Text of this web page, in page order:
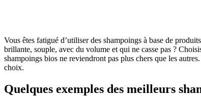
Vous êtes fatigué d’utiliser des shampoings à base de
brillante, souple, avec du volume et qui ne casse pas ?
shampoings bios ne reviendront pas plus chers que les
choix.
Quelques exemples des meilleurs